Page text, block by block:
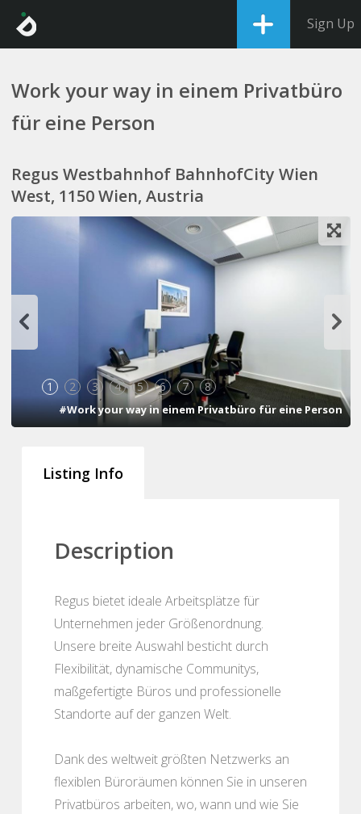
Sign Up
Work your way in einem Privatbüro
für eine Person
Regus Westbahnhof BahnhofCity Wien
West, 1150 Wien, Austria
1 2 3 4 5 6 7 8
#Work your way in einem Privatbüro für eine Person
Listing Info
Description
Regus bietet ideale Arbeitsplätze für
Unternehmen jeder Größenordnung.
Unsere breite Auswahl besticht durch
Flexibilität, dynamische Communitys,
maßgefertigte Büros und professionelle
Standorte auf der ganzen Welt.
Dank des weltweit größten Netzwerks an
flexiblen Büroräumen können Sie in unseren
Privatbüros arbeiten, wo, wann und wie Sie